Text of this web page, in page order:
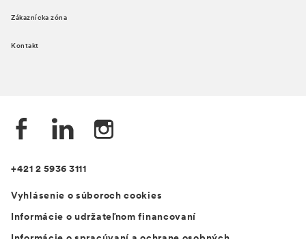
Zákaznícka zóna
Kontakt
+421 2 5936 3111
Vyhlásenie o súboroch cookies
Informácie o udržateľnom financovaní